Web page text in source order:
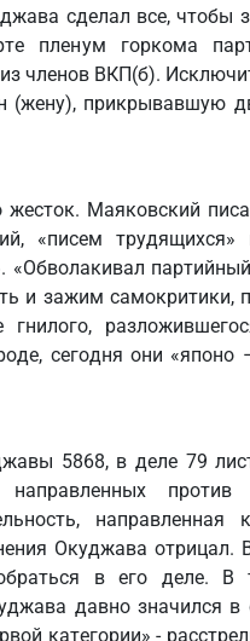
сделал все, чтобы
пленум горкома
членов ВКП(б).
(жену), прикрывавшую
жесток. Маяковский
«писем
«Обволакивал
и зажим
гнилого,
сегодня они
5868, в деле 79
направленных
Окуджава
в его деле.
давно значился
категории» -